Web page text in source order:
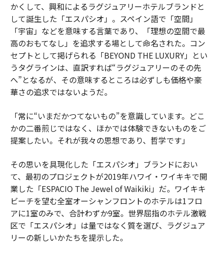
かくして、興和によるラグジュアリーホテルブランドと
して誕生した「エスパシオ」。スペイン語で「空間」
「宇宙」などを意味する言葉であり、「理想の空間で最
高のおもてなし」を追求する場として命名された。コン
セプトとして掲げられる「BEYOND THE LUXURY」とい
うタグラインは、直訳すれば“ラグジュアリーのその先
へ”となるが、その意味するところは必ずしも価格や豪
華さの追求ではないようだ。
「常に“いまだかつてないもの”を意識しています。どこ
かの二番煎じではなく、ほかでは体験できないものをご
提案したい。それが我々の思想であり、哲学です」
その思いを具現化した「エスパシオ」ブランドにおい
て、最初のプロジェクトが2019年ハワイ・ワイキキで開
業した「ESPACIO The Jewel of Waikiki」だ。ワイキキ
ビーチを望む全室オーシャンフロントのホテルは1フロ
アに1室のみで、合計わずか9室。世界屈指のホテル激戦
区で「エスパシオ」は量ではなく質を選び、ラグジュア
リーの新しいかたちを提示した。